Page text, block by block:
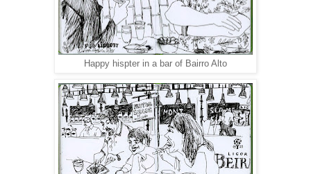
Happy hispter in a bar of Bairro Alto